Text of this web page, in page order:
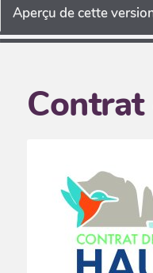
Aperçu de cette
Contrat